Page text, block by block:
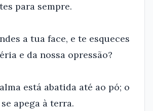
para sempre.
a tua face, e te esqueces
e da nossa opressão?
está abatida até ao pó; o
apega à terra.